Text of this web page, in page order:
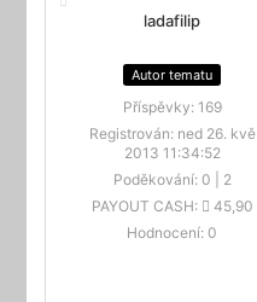
ladafilip
Autor tematu
Příspěvky: 169
Registrován: ned 26. kvě
2013 11:34:52
Poděkování: 0
2
PAYOUT CASH:
45,90
Hodnocení: 0